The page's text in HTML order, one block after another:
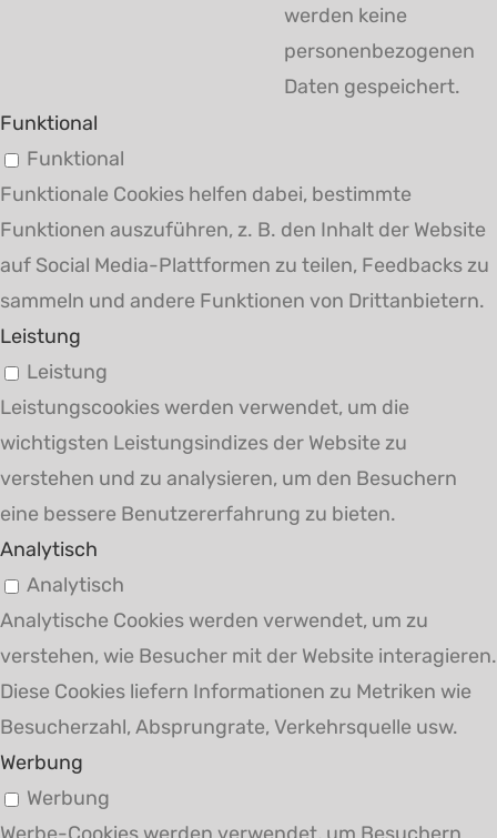
werden keine
personenbezogenen
Daten gespeichert.
Funktional
Funktional
Funktionale Cookies helfen dabei, bestimmte
Funktionen auszuführen, z. B. den Inhalt der Website
auf Social Media-Plattformen zu teilen, Feedbacks zu
sammeln und andere Funktionen von Drittanbietern.
Leistung
Leistung
Leistungscookies werden verwendet, um die
wichtigsten Leistungsindizes der Website zu
verstehen und zu analysieren, um den Besuchern
eine bessere Benutzererfahrung zu bieten.
Analytisch
Analytisch
Analytische Cookies werden verwendet, um zu
verstehen, wie Besucher mit der Website interagieren.
Diese Cookies liefern Informationen zu Metriken wie
Besucherzahl, Absprungrate, Verkehrsquelle usw.
Werbung
Werbung